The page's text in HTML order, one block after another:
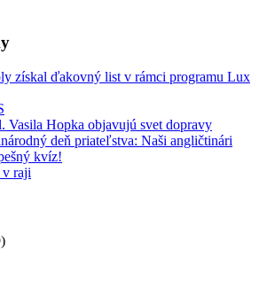
získal ďakovný list v rámci programu Lux
Vasila Hopka objavujú svet dopravy
deň priateľstva: Naši angličtinári
kvíz!
v raji